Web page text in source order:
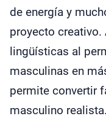
de energía y
proyecto creativo.
lingüísticas al
masculinas en
permite convertir
masculino realista.